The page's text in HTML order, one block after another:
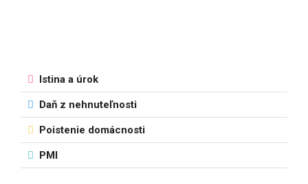
Istina a úrok
Daň z nehnuteľnosti
Poistenie domácnosti
PMI